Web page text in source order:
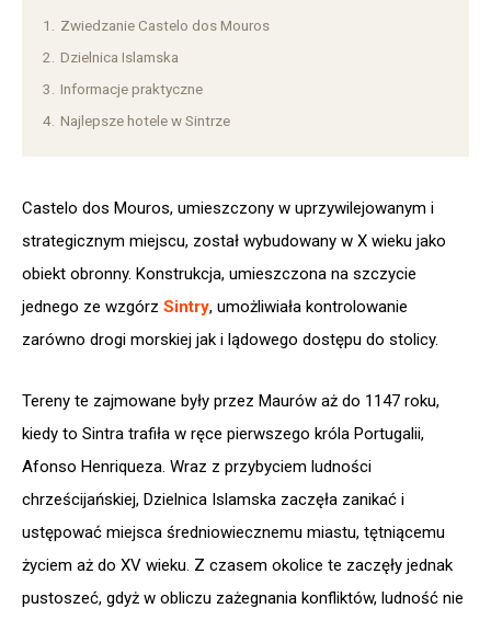
1.
Zwiedzanie Castelo dos Mouros
2.
Dzielnica Islamska
3.
Informacje praktyczne
4. Najlepsze hotele w Sintrze
Castelo dos Mouros, umieszczony w uprzywilejowanym i
strategicznym miejscu, został wybudowany w X wieku jako
obiekt obronny. Konstrukcja, umieszczona na szczycie
jednego ze wzgórz Sintry, umożliwiała kontrolowanie
zarówno drogi morskiej jak i lądowego dostępu do stolicy.
Tereny te zajmowane były przez Maurów aż do 1147 roku,
kiedy to Sintra trafiła w ręce pierwszego króla Portugalii,
Afonso Henriqueza. Wraz z przybyciem ludności
chrześcijańskiej, Dzielnica Islamska zaczęła zanikać i
ustępować miejsca średniowiecznemu miastu, tętniącemu
życiem aż do XV wieku. Z czasem okolice te zaczęły jednak
pustoszeć, gdyż w obliczu zażegnania konfliktów, ludność nie